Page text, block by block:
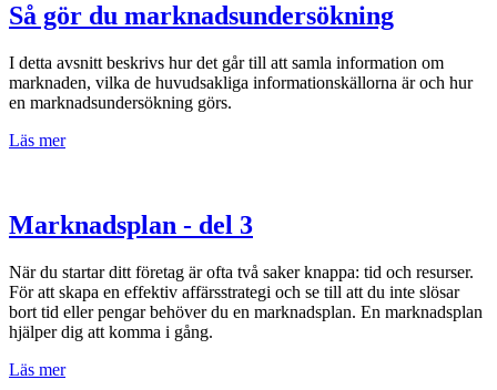
Så gör du marknadsundersökning
I detta avsnitt beskrivs hur det går till att samla information om
marknaden, vilka de huvudsakliga informationskällorna är och hur
en marknadsundersökning görs.
Läs mer
Marknadsplan - del 3
När du startar ditt företag är ofta två saker knappa: tid och resurser.
För att skapa en effektiv affärsstrategi och se till att du inte slösar
bort tid eller pengar behöver du en marknadsplan. En marknadsplan
hjälper dig att komma i gång.
Läs mer